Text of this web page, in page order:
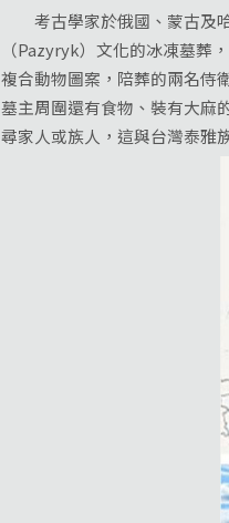
考古學家於俄國、蒙古及哈
（Pazyryk）文化的冰凍墓葬
複合動物圖案，陪葬的兩名侍
墓主周圍還有食物、裝有大麻
尋家人或族人，這與台灣泰雅